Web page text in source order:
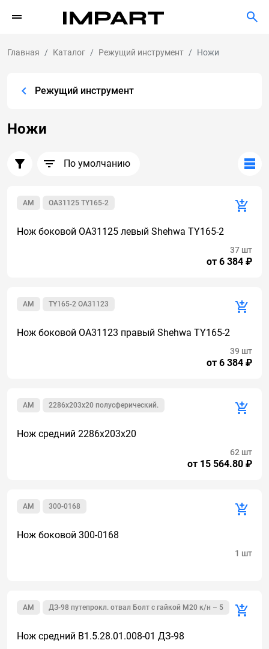
Главная Каталог Режущий инструмент Ножи
Режущий инструмент
Ножи
По умолчанию
ОА31125 TY165-2
AM
Нож боковой OA31125 левый Shehwa TY165-2
от 6 384 ₽
37 шт
TY165-2 ОА31123
AM
Нож боковой OA31123 правый Shehwa TY165-2
от 6 384 ₽
39 шт
2286х203х20 полусферический.
AM
Нож средний 2286x203x20
от 15 564.80 ₽
62 шт
300-0168
AM
Нож боковой 300-0168
1 шт
ДЗ-98 путепрокл. отвал Болт с гайкой М20 к/н – 5
AM
Нож средний В1.5.28.01.008-01 ДЗ-98